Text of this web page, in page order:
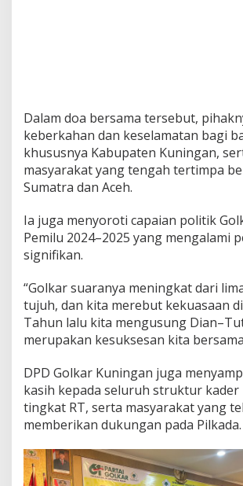
Dalam doa bersama tersebut,
keberkahan dan keselamatan bagi
khususnya Kabupaten Kuningan,
masyarakat yang tengah tertimpa
Sumatra dan Aceh.
Ia juga menyoroti capaian politik
Pemilu 2024–2025 yang mengalami
signifikan.
“Golkar suaranya meningkat dari
tujuh, dan kita merebut kekuasaan
Tahun lalu kita mengusung
merupakan kesuksesan kita
DPD Golkar Kuningan juga
kasih kepada seluruh struktur kader
tingkat RT, serta masyarakat yang
memberikan dukungan pada Pilkada.